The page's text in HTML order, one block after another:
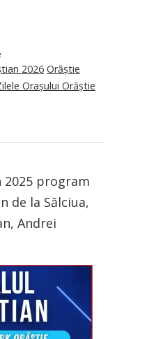
2026 Orăștie
Orașului Orăștie
2025 program
de la Sălciua,
Andrei